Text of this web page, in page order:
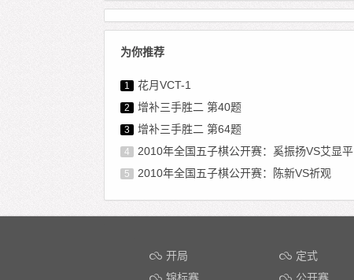
为你推荐
1 花月VCT-1
2 增补三手胜二 第40题
3 增补三手胜二 第64题
4 2010年全国五子棋公开赛：奚振扬VS艾显平
5 2010年全国五子棋公开赛：陈新VS祈观
开局 定式